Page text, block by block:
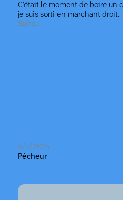
C’était le moment de boire un
je suis sorti en marchant droit.
Suite…
6/7/2015
Pêcheur